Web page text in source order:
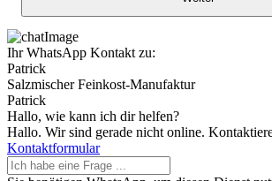
Ihr WhatsApp Kontakt zu:
Patrick
Salzmischer Feinkost-Manufaktur
Patrick
Hallo, wie kann ich dir helfen?
Hallo. Wir sind gerade nicht online.
Kontaktformular